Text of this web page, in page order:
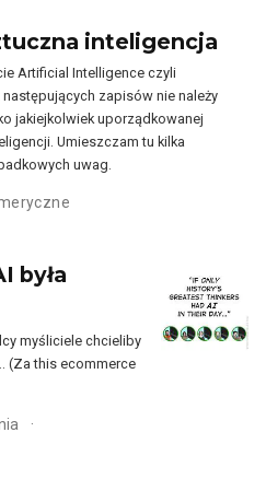
inteligencja
Artificial Intelligence czyli
zapisów nie należy
jakiejkolwiek uporządkowanej
Umieszczam tu kilka
uwag.
była
myśliciele chcieliby
(Za this ecommerce